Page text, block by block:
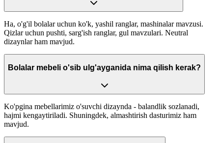
Ha, o'g'il bolalar uchun ko'k, yashil ranglar, mashinalar mavzusi.
Qizlar uchun pushti, sarg'ish ranglar, gul mavzulari. Neutral
dizaynlar ham mavjud.
Bolalar mebeli o'sib ulg'ayganida nima qilish kerak?
Ko'pgina mebellarimiz o'suvchi dizaynda - balandlik sozlanadi,
hajmi kengaytiriladi. Shuningdek, almashtirish dasturimiz ham
mavjud.